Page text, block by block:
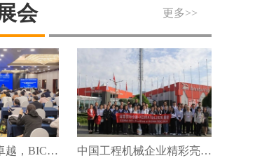
会 更多>>
绿智领航 共享卓越，BICES 2027新闻发布会在京召开 中国工程机械企业精彩亮相第十八届土耳其工程机械展（KOMATEK2026）